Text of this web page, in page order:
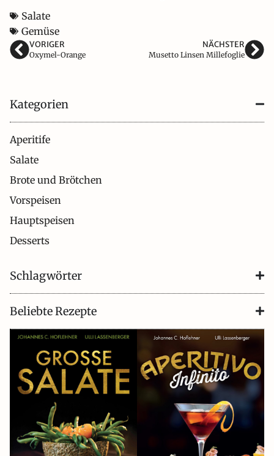
Salate
Gemüse
VORIGER
Oxymel-Orange
NÄCHSTER
Musetto Linsen Millefoglie
Kategorien
Aperitife
Salate
Brote und Brötchen
Vorspeisen
Hauptspeisen
Desserts
Schlagwörter
Beliebte Rezepte